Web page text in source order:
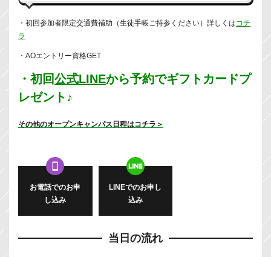
・初回参加者限定交通費補助（生徒手帳ご持参ください）詳しくは コチ
ラ
・AOエントリー資格GET
・初回公式LINEから予約でギフトカードプ
レゼント♪
その他のオープンキャンパス日程はコチラ＞
お電話でのお申
し込み
LINEでのお申し
込み
当日の流れ